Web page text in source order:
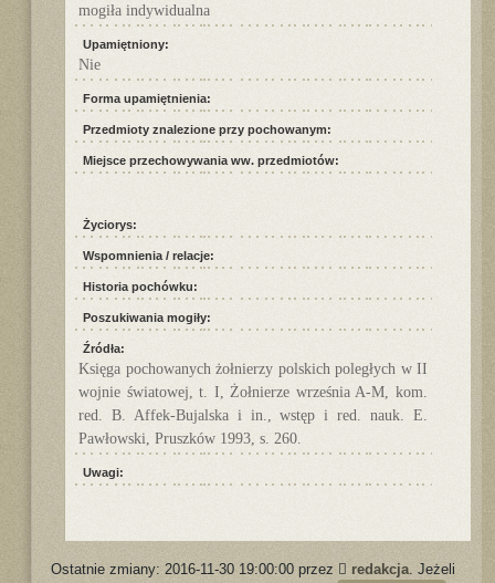
mogiła indywidualna
Upamiętniony:
Nie
Forma upamiętnienia:
Przedmioty znalezione przy pochowanym:
Miejsce przechowywania ww. przedmiotów:
Życiorys:
Wspomnienia / relacje:
Historia pochówku:
Poszukiwania mogiły:
Źródła:
Księga pochowanych żołnierzy polskich poległych w II
wojnie światowej, t. I, Żołnierze września A-M, kom.
red. B. Affek-Bujalska i in., wstęp i red. nauk. E.
Pawłowski, Pruszków 1993, s. 260.
Uwagi:
Ostatnie zmiany: 2016-11-30 19:00:00 przez redakcja. Jeżeli